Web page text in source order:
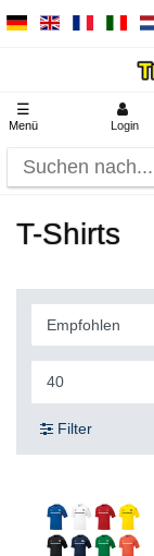
☰
Menü Login
T-Shirts
Filter